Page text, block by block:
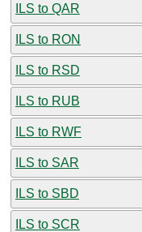
ILS to QAR
ILS to RON
ILS to RSD
ILS to RUB
ILS to RWF
ILS to SAR
ILS to SBD
ILS to SCR